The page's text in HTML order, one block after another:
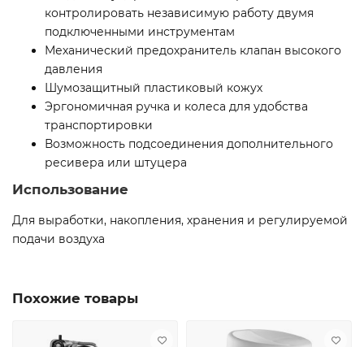
контролировать независимую работу двумя
подключенными инструментам
Механический предохранитель клапан высокого
давления
Шумозащитный пластиковый кожух
Эргономичная ручка и колеса для удобства
транспортировки
Возможность подсоединения дополнительного
ресивера или штуцера
Использование
Для выработки, накопления, хранения и регулируемой
подачи воздуха
Похожие товары